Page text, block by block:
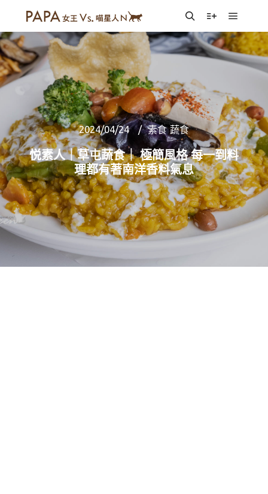
SearchMore info
Main
2024/04/24 素食 蔬食
悦素人｜草屯蔬食｜ 極簡風格 每一到料
理都有著南洋香料氣息